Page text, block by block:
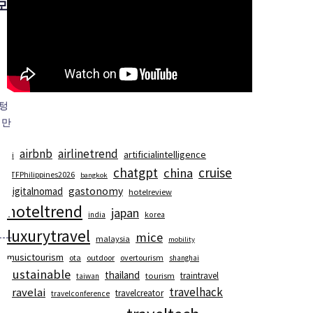
ai airbnb airlinetrend artificialintelligence
ATFPhilippines2026 bangkok chatgpt china cruise
digitalnomad gastonomy hotelreview
hoteltrend india japan korea
luxurytravel malaysia mice mobility
musictourism ota outdoor overtourism shanghai
sustainable taiwan thailand tourism traintravel
travelai travelconference travelcreator travelhack